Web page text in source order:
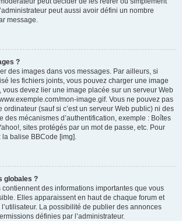
peut aussi avoir défini un nombre
message.
?
des images dans vos messages. Par ailleurs, si
les fichiers joints, vous pouvez charger une image
vous devez lier une image placée sur un serveur Web
mon-image.gif. Vous ne pouvez pas
ordinateur (sauf si c’est un serveur Web public) ni des
des mécanismes d’authentification, exemple : Boîtes
sites protégés par un mot de passe, etc. Pour
la balise BBCode [img].
globales ?
des informations importantes que vous
Elles apparaissent en haut de chaque forum et
La possibilité de publier des annonces
définies par l’administrateur.